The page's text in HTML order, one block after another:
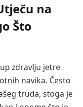
na
Što
zdravlju jetre
navika. Često
truda, stoga je